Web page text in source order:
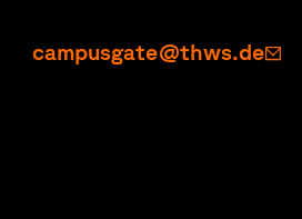
campusgate@thws.de